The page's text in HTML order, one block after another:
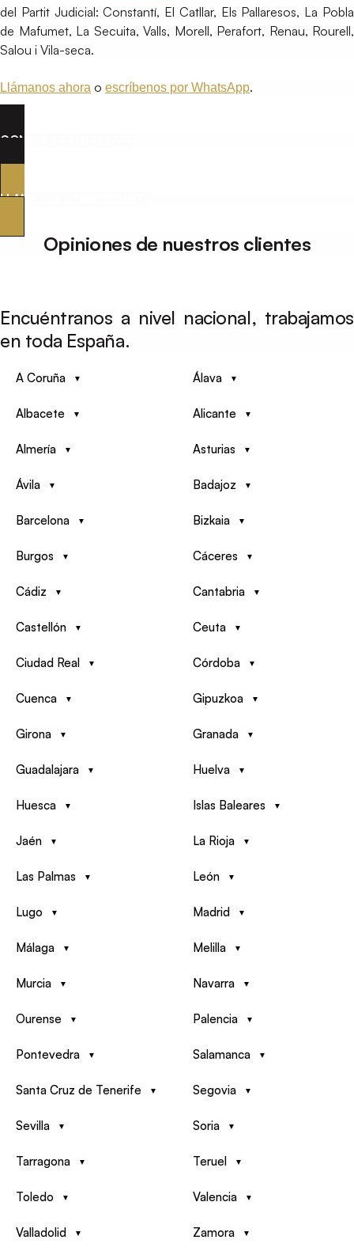
del Partit Judicial: Constantí, El Catllar, Els Pallaresos, La Pobla
de Mafumet, La Secuita, Valls, Morell, Perafort, Renau, Rourell,
Salou i Vila-seca.
Llámanos ahora o escríbenos por WhatsApp.
CONSULTA WHATSAPP
LLAME SIN COMPROMISO
Opiniones de nuestros clientes
Encuéntranos a nivel nacional, trabajamos
en toda España.
A Coruña Álava
Albacete Alicante
Almería Asturias
Ávila Badajoz
Barcelona Bizkaia
Burgos Cáceres
Cádiz Cantabria
Castellón Ceuta
Ciudad Real Córdoba
Cuenca Gipuzkoa
Girona Granada
Guadalajara Huelva
Huesca Islas Baleares
Jaén La Rioja
Las Palmas León
Lugo Madrid
Málaga Melilla
Murcia Navarra
Ourense Palencia
Pontevedra Salamanca
Santa Cruz de Tenerife Segovia
Sevilla Soria
Tarragona Teruel
Toledo Valencia
Valladolid Zamora